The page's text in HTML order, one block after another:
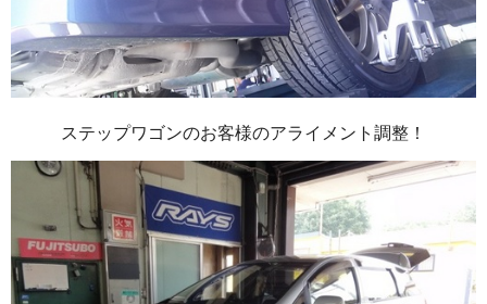
ステップワゴンのお客様のアライメント調整！